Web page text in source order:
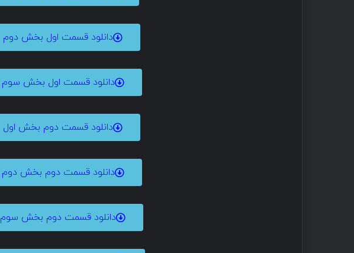
دانلود قسمت اول بخش دوم
دانلود قسمت اول بخش سوم
دانلود قسمت دوم بخش اول
دانلود قسمت دوم بخش دوم
دانلود قسمت دوم بخش سوم